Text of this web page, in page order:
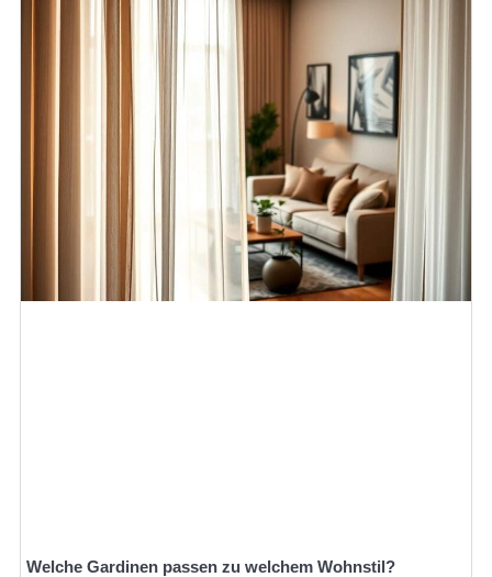
Welche Gardinen passen zu welchem Wohnstil?